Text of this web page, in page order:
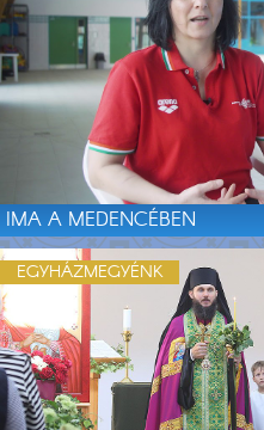
IMA A MEDENCÉBEN
EGYHÁZMEGYÉNK